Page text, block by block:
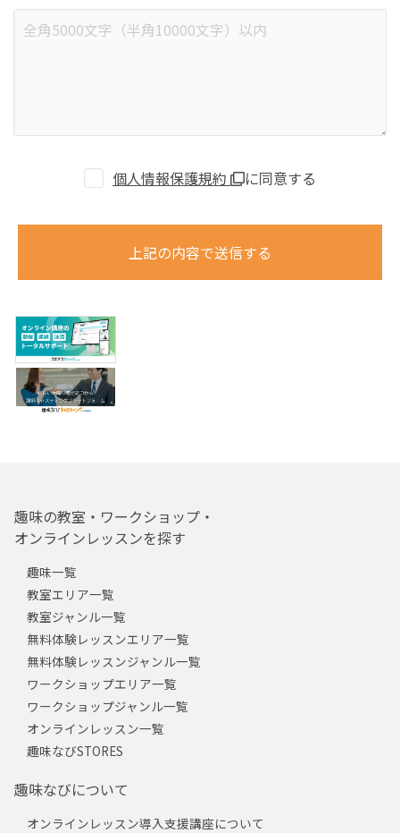
個人情報保護規約 に同意する
上記の内容で送信する
趣味の教室・ワークショップ・
オンラインレッスンを探す
趣味一覧
教室エリア一覧
教室ジャンル一覧
無料体験レッスンエリア一覧
無料体験レッスンジャンル一覧
ワークショップエリア一覧
ワークショップジャンル一覧
オンラインレッスン一覧
趣味なびSTORES
趣味なびについて
オンラインレッスン導入支援講座について